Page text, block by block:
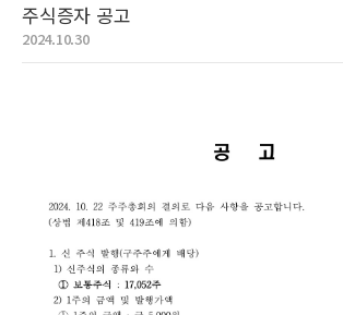
주식증자 공고
2024.10.30